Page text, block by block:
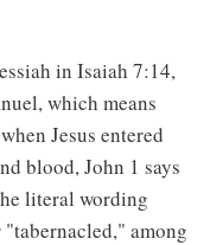
in Isaiah 7:14,
which means
Jesus entered
blood, John 1 says
literal wording
among